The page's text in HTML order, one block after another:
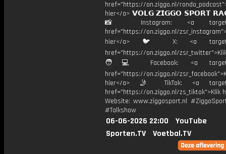
href="https://on.ziggo.nl/
hier</a> 𝗩𝗢𝗟𝗚 𝗭𝗜𝗚𝗚𝗢 𝗦𝗣𝗢𝗥𝗧
📸 Instagram: <a
href="https://on.ziggo.nl/
hier</a> 🐦 X: <a
href="https://on.ziggo.nl/
🧑💻 Facebook: <a
href="https://on.ziggo.nl/
hier</a> 🤳 TikTok: <a
href="https://on.ziggo.nl/zs_tiktok">Klik
Website: www.ziggosport.nl
#Talkshow
06-06-2026 22:00
YouTube
Sporten.TV
Voetbal.TV